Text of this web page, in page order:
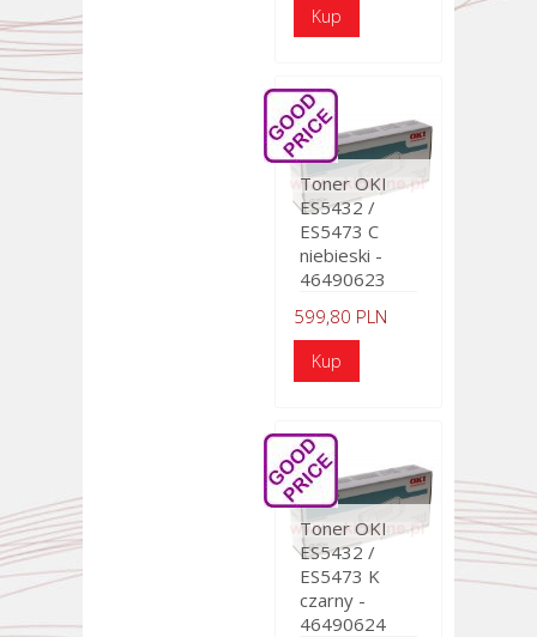
Toner OKI
ES5432 /
ES5473 C
niebieski -
46490623
599,80 PLN
Toner OKI
ES5432 /
ES5473 K
czarny -
46490624